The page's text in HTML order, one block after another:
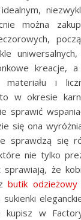
można
kreacje,
materiału i
w okresie
sprawić
się ona
sprawdzą się
nie tylko
sprawiają, że
butik odzieżowy
w